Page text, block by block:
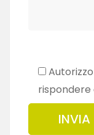
rispondere